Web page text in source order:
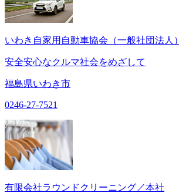
いわき自家用自動車協会（一般社団法人）
安全安心なクルマ社会をめざして
福島県いわき市
0246-27-7521
有限会社ラウンドクリーニング／本社